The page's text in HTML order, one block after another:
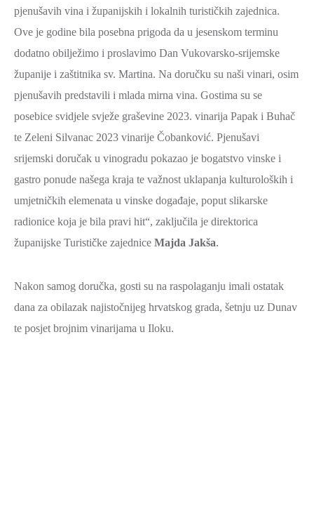
pjenušavih vina i županijskih i lokalnih turističkih zajednica.
Ove je godine bila posebna prigoda da u jesenskom terminu
dodatno obilježimo i proslavimo Dan Vukovarsko-srijemske
županije i zaštitnika sv. Martina. Na doručku su naši vinari, osim
pjenušavih predstavili i mlada mirna vina. Gostima su se
posebice svidjele svježe graševine 2023. vinarija Papak i Buhač
te Zeleni Silvanac 2023 vinarije Čobanković. Pjenušavi
srijemski doručak u vinogradu pokazao je bogatstvo vinske i
gastro ponude našega kraja te važnost uklapanja kulturoloških i
umjetničkih elemenata u vinske događaje, poput slikarske
radionice koja je bila pravi hit“, zaključila je direktorica
županijske Turističke zajednice Majda Jakša.
Nakon samog doručka, gosti su na raspolaganju imali ostatak
dana za obilazak najistočnijeg hrvatskog grada, šetnju uz Dunav
te posjet brojnim vinarijama u Iloku.